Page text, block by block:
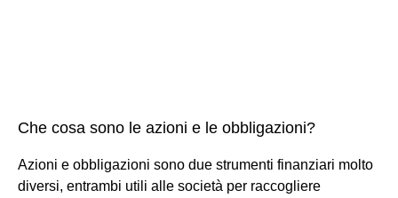
Che cosa sono le azioni e le obbligazioni?
Azioni e obbligazioni sono due strumenti finanziari molto
diversi, entrambi utili alle società per raccogliere